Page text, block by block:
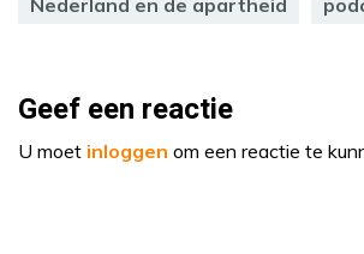
Geef een reactie
U moet inloggen om een reactie te